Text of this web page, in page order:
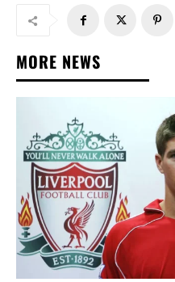
MORE NEWS